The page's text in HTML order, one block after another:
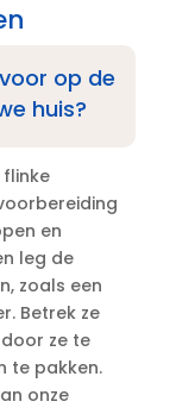
op de
huis?
flinke
en
leg de
zoals een
Betrek ze
ze te
te pakken.​
onze